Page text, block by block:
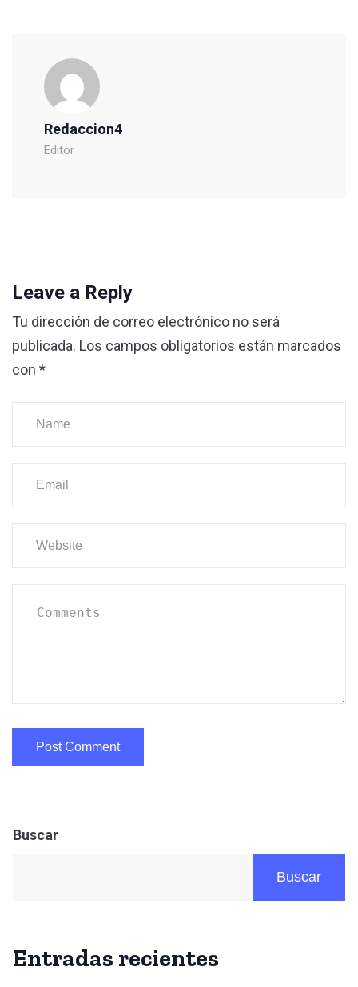
Redaccion4
Editor
Leave a Reply
Tu dirección de correo electrónico no será
publicada. Los campos obligatorios están marcados
con *
Buscar
Buscar
Entradas recientes